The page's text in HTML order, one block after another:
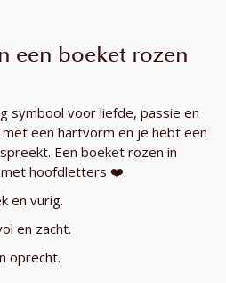
een boeket rozen
symbool voor liefde, passie en
een hartvorm en je hebt een
Een boeket rozen in
hoofdletters ❤️.
en vurig.
en zacht.
oprecht.